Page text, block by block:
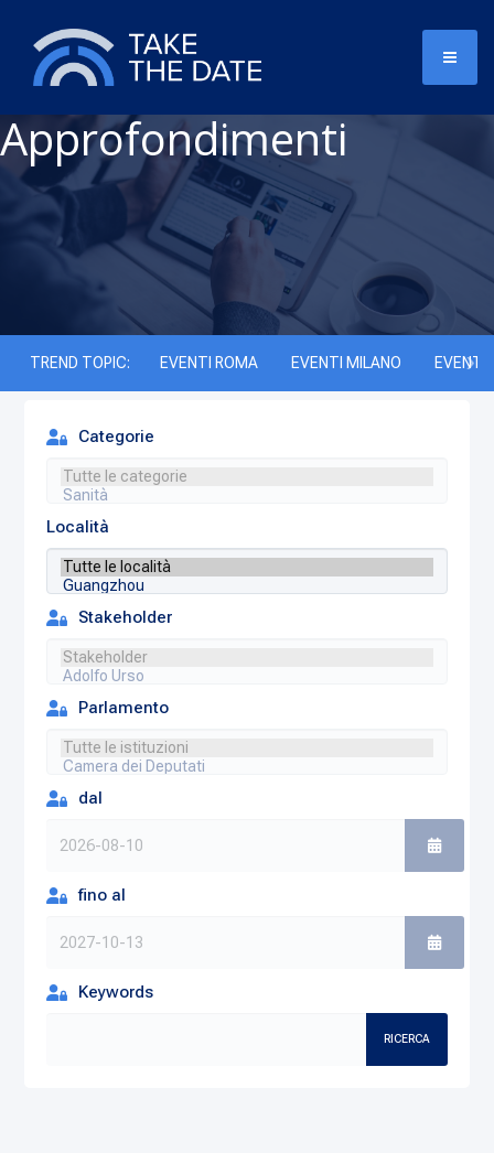
Approfondimenti
TREND TOPIC: EVENTI ROMA EVENTI MILANO EVENTI
Categorie
Località
Stakeholder
Parlamento
dal
fino al
Keywords
RICERCA